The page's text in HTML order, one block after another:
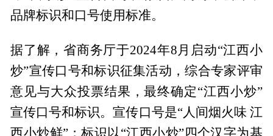
品牌标识和口号使用标准。
据了解，省商务厅于2024年8月启动“江西小
炒”宣传口号和标识征集活动，综合专家评审
意见与大众投票结果，最终确定“江西小炒”
宣传口号和标识。宣传口号是“人间烟火味 江
西小炒鲜”；标识以“江西小炒”四个汉字为基